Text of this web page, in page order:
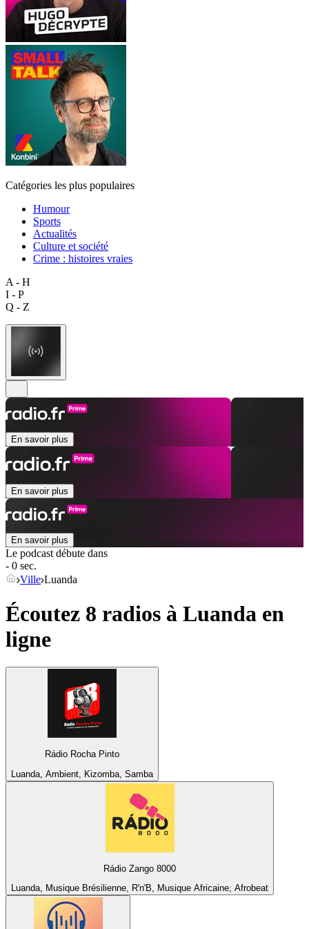
Catégories les plus populaires
Humour
Sports
Actualités
Culture et société
Crime : histoires vraies
A - H
I - P
Q - Z
En savoir plus
En savoir plus
En savoir plus
Le podcast débute dans
- 0 sec.
Ville Luanda
Écoutez 8 radios à Luanda en
ligne
Rádio Rocha Pinto
Luanda, Ambient, Kizomba, Samba
Rádio Zango 8000
Luanda, Musique Brésilienne, R'n'B, Musique Africaine, Afrobeat